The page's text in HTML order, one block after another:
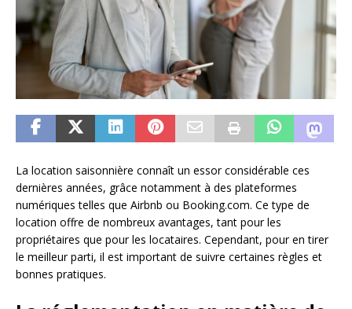
La location saisonnière connaît un essor considérable ces
dernières années, grâce notamment à des plateformes
numériques telles que Airbnb ou Booking.com. Ce type de
location offre de nombreux avantages, tant pour les
propriétaires que pour les locataires. Cependant, pour en tirer
le meilleur parti, il est important de suivre certaines règles et
bonnes pratiques.